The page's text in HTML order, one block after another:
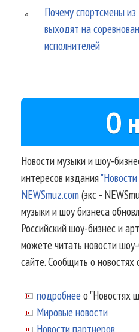
Почему спортсмены
выходят на
исполнителей
О
Новости музыки и шоу-
интересов издания
NEWSmuz.com(экс -
музыки и шоу бизнеса
Российский шоу-бизнес и
можете читать новости
сайте. Сообщить о
подробнее о "Новостях
Мировые новости
Новости партнеров